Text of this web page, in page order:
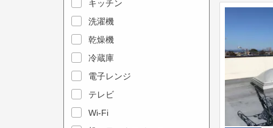
a
l
n
d
a
r
a
h
c
a
l
e
n
d
キッチン
洗濯機
乾燥機
冷蔵庫
電子レンジ
テレビ
Wi-Fi